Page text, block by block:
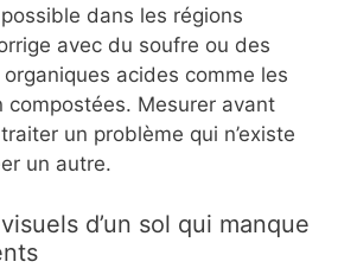
dans les régions
avec du soufre ou des
acides comme les
compostées. Mesurer avant
un problème qui n’existe
un autre.
d’un sol qui manque